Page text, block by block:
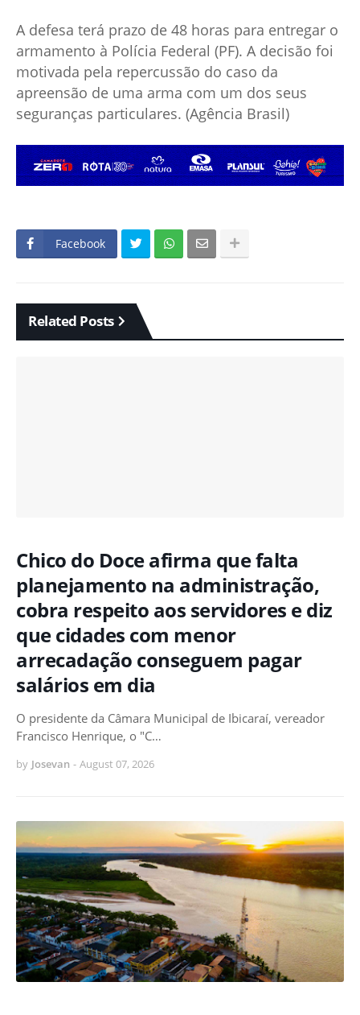
A defesa terá prazo de 48 horas para entregar o
armamento à Polícia Federal (PF). A decisão foi
motivada pela repercussão do caso da
apreensão de uma arma com um dos seus
seguranças particulares. (Agência Brasil)
Facebook
Related Posts
Chico do Doce afirma que falta
planejamento na administração,
cobra respeito aos servidores e diz
que cidades com menor
arrecadação conseguem pagar
salários em dia
O presidente da Câmara Municipal de Ibicaraí, vereador
Francisco Henrique, o "C…
by Josevan - August 07, 2026